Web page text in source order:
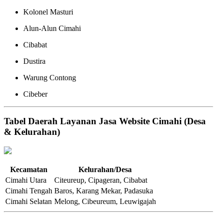
Kolonel Masturi
Alun-Alun Cimahi
Cibabat
Dustira
Warung Contong
Cibeber
Tabel Daerah Layanan Jasa Website Cimahi (Desa
& Kelurahan)
Kecamatan
Kelurahan/Desa
Cimahi Utara
Citeureup, Cipageran, Cibabat
Cimahi Tengah Baros, Karang Mekar, Padasuka
Cimahi Selatan Melong, Cibeureum, Leuwigajah